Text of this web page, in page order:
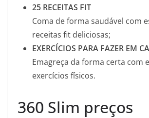
25 RECEITAS FIT
Coma de forma saudável com
receitas fit deliciosas;
EXERCÍCIOS PARA FAZER EM
Emagreça da forma certa com
exercícios físicos.
360 Slim preços